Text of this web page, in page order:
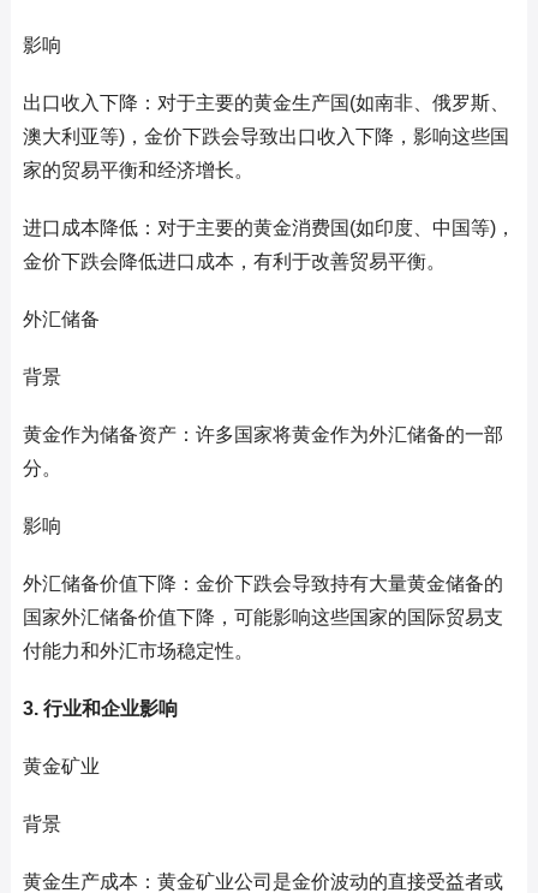
影响
出口收入下降：对于主要的黄金生产国(如南非、俄罗斯、
澳大利亚等)，金价下跌会导致出口收入下降，影响这些国
家的贸易平衡和经济增长。
进口成本降低：对于主要的黄金消费国(如印度、中国等)，
金价下跌会降低进口成本，有利于改善贸易平衡。
外汇储备
背景
黄金作为储备资产：许多国家将黄金作为外汇储备的一部
分。
影响
外汇储备价值下降：金价下跌会导致持有大量黄金储备的
国家外汇储备价值下降，可能影响这些国家的国际贸易支
付能力和外汇市场稳定性。
3. 行业和企业影响
黄金矿业
背景
黄金生产成本：黄金矿业公司是金价波动的直接受益者或